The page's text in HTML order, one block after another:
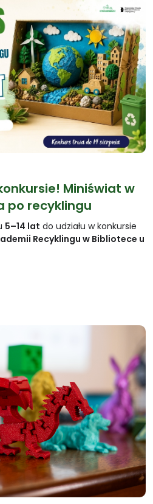
Miniświat w
po recyklingu
5–14 lat do udziału w konkursie
Recyklingu w Bibliotece u